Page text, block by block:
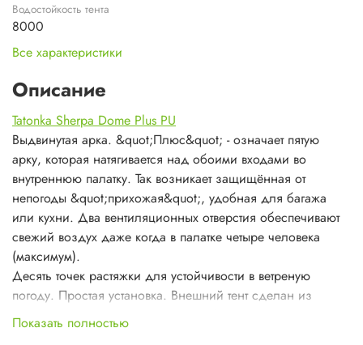
Водостойкость тента
8000
Все характеристики
Описание
Tatonka Sherpa Dome Plus PU
Выдвинутая арка. &quot;Плюс&quot; - означает пятую
арку, которая натягивается над обоими входами во
внутреннюю палатку. Так возникает защищённая от
непогоды &quot;прихожая&quot;, удобная для багажа
или кухни. Два вентиляционных отверстия обеспечивают
свежий воздух даже когда в палатке четыре человека
(максимум).
Десять точек растяжки для устойчивости в ветреную
погоду. Простая установка. Внешний тент сделан из
высококачественного полиэстера 185Т с полиуретановым
покрытием.
Показать полностью